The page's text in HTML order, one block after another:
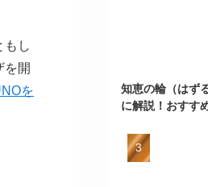
もし
を開
を
知恵の輪（はず
に解説！おすす